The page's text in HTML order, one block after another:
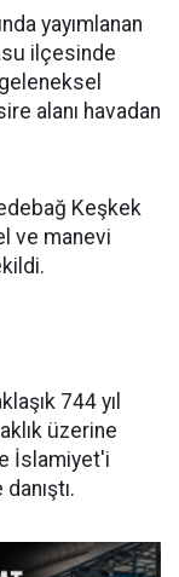
yayımlanan
ilçesinde
alanı havadan
Keşkek
ve manevi
744 yıl
üzerine
İslamiyet'i